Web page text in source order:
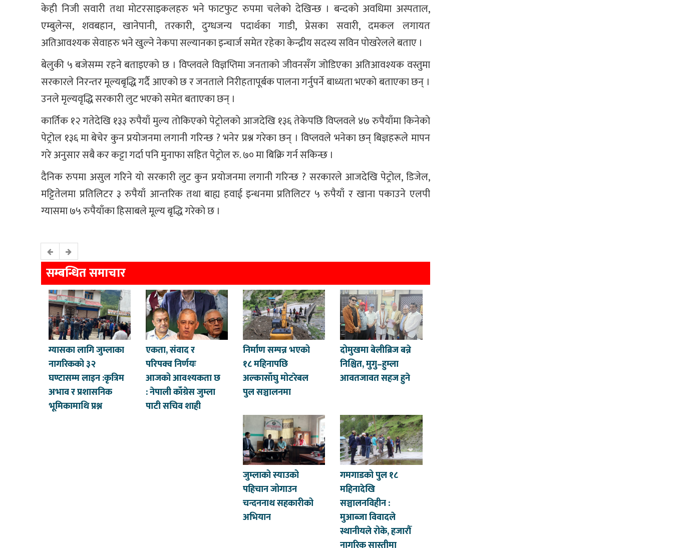
केही निजी सवारी तथा माेटरसाइकलहरु भने फाटफुट रुपमा चलेकाे देखिन्छ । बन्दकाे अवधिमा अस्पताल,
एम्बुलेन्स, शवबहान, खानेपानी, तरकारी, दुग्धजन्य पदार्थका गाडी, प्रेसका सवारी, दमकल लगायत
अतिआवश्यक सेवाहरु भने खुल्ने नेकपा सल्यानका इन्चार्ज समेत रहेका केन्द्रीय सदस्य सविन पाेखरेलले बताए ।
बेलुकी ५ बजेसम्म रहने बताइएकाे छ । विप्लवले विज्ञप्तिमा जनताको जीवनसँग जोडिएका अतिआवश्यक वस्तुमा
सरकारले निरन्तर मूल्यबृद्धि गर्दै आएको छ र जनताले निरीहतापूर्बक पालना गर्नुपर्ने बाध्यता भएकाे बताएका छन् ।
उनले मृल्यवृद्धि सरकारी लुट भएकाे समेत बताएका छन् ।
कार्तिक १२ गतेदेखि १३३ रुपैयाँ मुल्य ताेकिएकाे पेट्राेलकाे आजदेखि १३६ तेकेपछि विप्लवले ४७ रुपैयाँमा किनेकाे
पेट्रोल १३६ मा बेचेर कुन प्रयोजनमा लगानी गरिन्छ ? भनेर प्रश्न गरेका छन् । विप्लवले भनेका छन् बिज्ञहरूले मापन
गरे अनुसार सबै कर कट्टा गर्दा पनि मुनाफा सहित पेट्रोल रु. ७० मा बिक्रि गर्न सकिन्छ ।
दैनिक रुपमा असुल गरिने यो सरकारी लुट कुन प्रयोजनमा लगानी गरिन्छ ? सरकारले आजदेखि पेट्रोल, डिजेल,
मट्टितेलमा प्रतिलिटर ३ रुपैयाँ आन्तरिक तथा बाह्य हवाई इन्धनमा प्रतिलिटर ५ रुपैयाँ र खाना पकाउने एलपी
ग्यासमा ७५ रुपैयाँका हिसाबले मूल्य बृद्धि गरेकाे छ ।
सम्बन्धित समाचार
ग्यासका लागि जुम्लाका
नागरिकको ३२
घण्टासम्म लाइन :कृत्रिम
अभाव र प्रशासनिक
भूमिकामाथि प्रश्न
एकता, संवाद र
परिपक्व निर्णयः
आजको आवश्यकता छ
: नेपाली काँग्रेस जुम्ला
पाटी सचिव शाही
निर्माण सम्पन्न भएको
१८ महिनापछि
अल्कासाँघु मोटरेबल
पुल सञ्चालनमा
दोमुखमा बेलीब्रिज बन्ने
निश्चित, मुगु–हुम्ला
आवतजावत सहज हुने
जुम्लाको स्याउको
पहिचान जोगाउन
चन्दननाथ सहकारीको
अभियान
गमगाडको पुल १८
महिनादेखि
सञ्चालनविहीन :
मुआब्जा विवादले
स्थानीयले रोके, हजारौँ